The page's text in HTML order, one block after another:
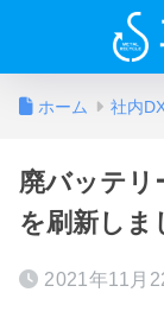
ホーム 社内
廃バッテリ
を刷新しま
2021年11月